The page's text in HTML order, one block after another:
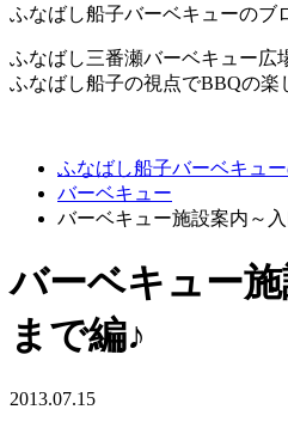
ふなばし船子バーベキューのブ
ふなばし三番瀬バーベキュー
ふなばし船子の視点でBBQの楽
ふなばし船子バーベキュ
バーベキュー
バーベキュー施設案内～
バーベキュー
まで編♪
2013.07.15